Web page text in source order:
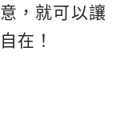
，就可以讓
在！